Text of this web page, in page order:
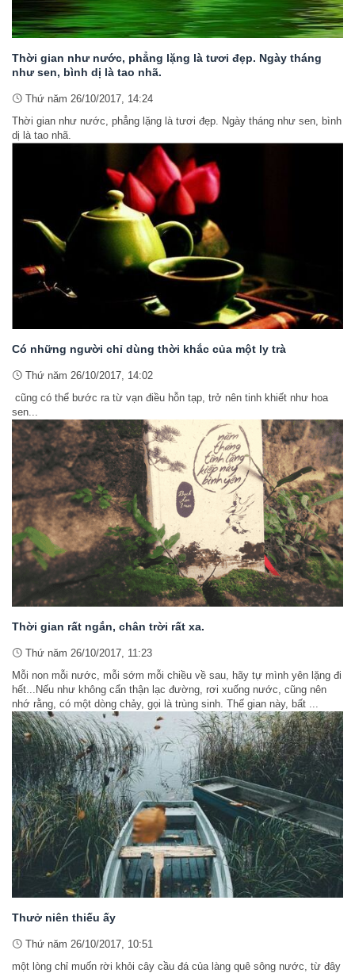
Thời gian như nước, phẳng lặng là tươi đẹp. Ngày tháng
như sen, bình dị là tao nhã.
Thứ năm 26/10/2017, 14:24
Thời gian như nước, phẳng lặng là tươi đẹp. Ngày tháng như sen, bình
dị là tao nhã.
Có những người chỉ dùng thời khắc của một ly trà
Thứ năm 26/10/2017, 14:02
cũng có thể bước ra từ vạn điều hỗn tạp, trở nên tinh khiết như hoa
sen...
Thời gian rất ngắn, chân trời rất xa.
Thứ năm 26/10/2017, 11:23
Mỗi non mỗi nước, mỗi sớm mỗi chiều về sau, hãy tự mình yên lặng đi
hết...Nếu như không cẩn thận lạc đường, rơi xuống nước, cũng nên
nhớ rằng, có một dòng chảy, gọi là trùng sinh. Thế gian này, bất ...
Thưở niên thiếu ấy
Thứ năm 26/10/2017, 10:51
một lòng chỉ muốn rời khỏi cây cầu đá của làng quê sông nước, từ đây